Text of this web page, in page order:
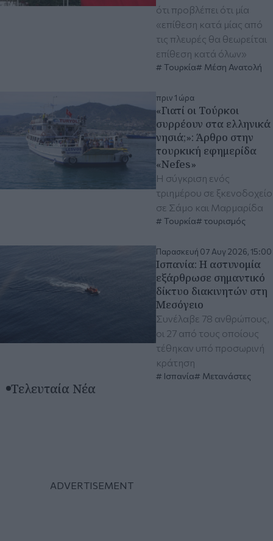
ότι προβλέπει ότι μία
«επίθεση κατά μίας από
τις πλευρές θα θεωρείται
επίθεση κατά όλων»
Τουρκία Μέση Ανατολή
πριν 1 ώρα
«Γιατί οι Τούρκοι
συρρέουν στα ελληνικά
νησιά;»: Άρθρο στην
τουρκική εφημερίδα
«Nefes»
Η σύγκριση ενός
τριημέρου σε ξκενοδοχείο
σε Σάμο και Μαρμαρίδα
Τουρκία τουρισμός
Παρασκευή 07 Αυγ 2026, 15:00
Ισπανία: Η αστυνομία
εξάρθρωσε σημαντικό
δίκτυο διακινητών στη
Μεσόγειο
Συνέλαβε 78 ανθρώπους,
οι 27 από τους οποίους
τέθηκαν υπό προσωρινή
κράτηση
Ισπανία Μετανάστες
Τελευταία Νέα